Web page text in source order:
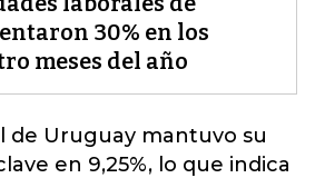
30% en los
meses del año
de Uruguay mantuvo su
en 9,25%, lo que indica